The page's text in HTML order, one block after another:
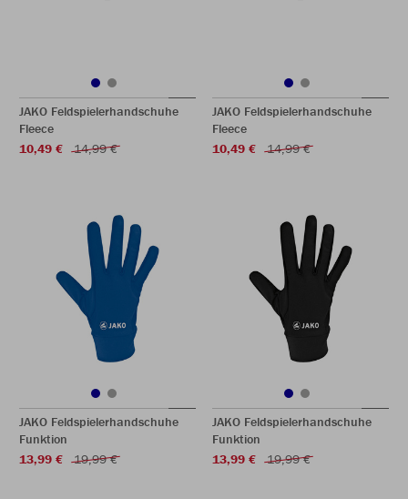
JAKO Feldspielerhandschuhe
Fleece
10,49 €
14,99 €
JAKO Feldspielerhandschuhe
Fleece
10,49 €
14,99 €
JAKO Feldspielerhandschuhe
Funktion
13,99 €
19,99 €
JAKO Feldspielerhandschuhe
Funktion
13,99 €
19,99 €